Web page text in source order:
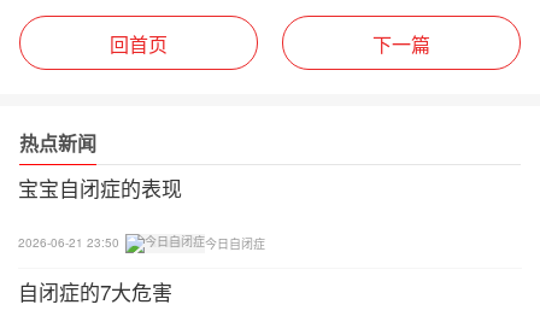
“但当时我想，既然命运把我和这些特殊孩子连在了
一起，就要在这里好好地干”。
作。不久之后，她不顾父母的反对，选择搬到了学校
的单身宿舍，为的是能够快速学会手语，融入聋孩子
的手语教学环境中。之后的半年，她不停地学，不停
地记，走路说话也是下意识地打着手语。回到家里做
家务，手也不停地动着。母亲担心地对父亲说：
“唉，咱这挺俊的闺女，整天和一些聋孩子泡在一
回首页 下一篇
热点新闻
宝宝自闭症的表现
2026-06-21 23:50 今日自闭症
自闭症的7大危害